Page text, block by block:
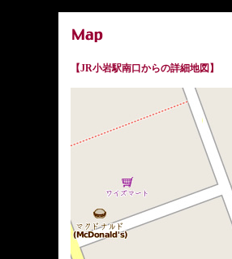
【JR小岩駅南口からの詳細地図】